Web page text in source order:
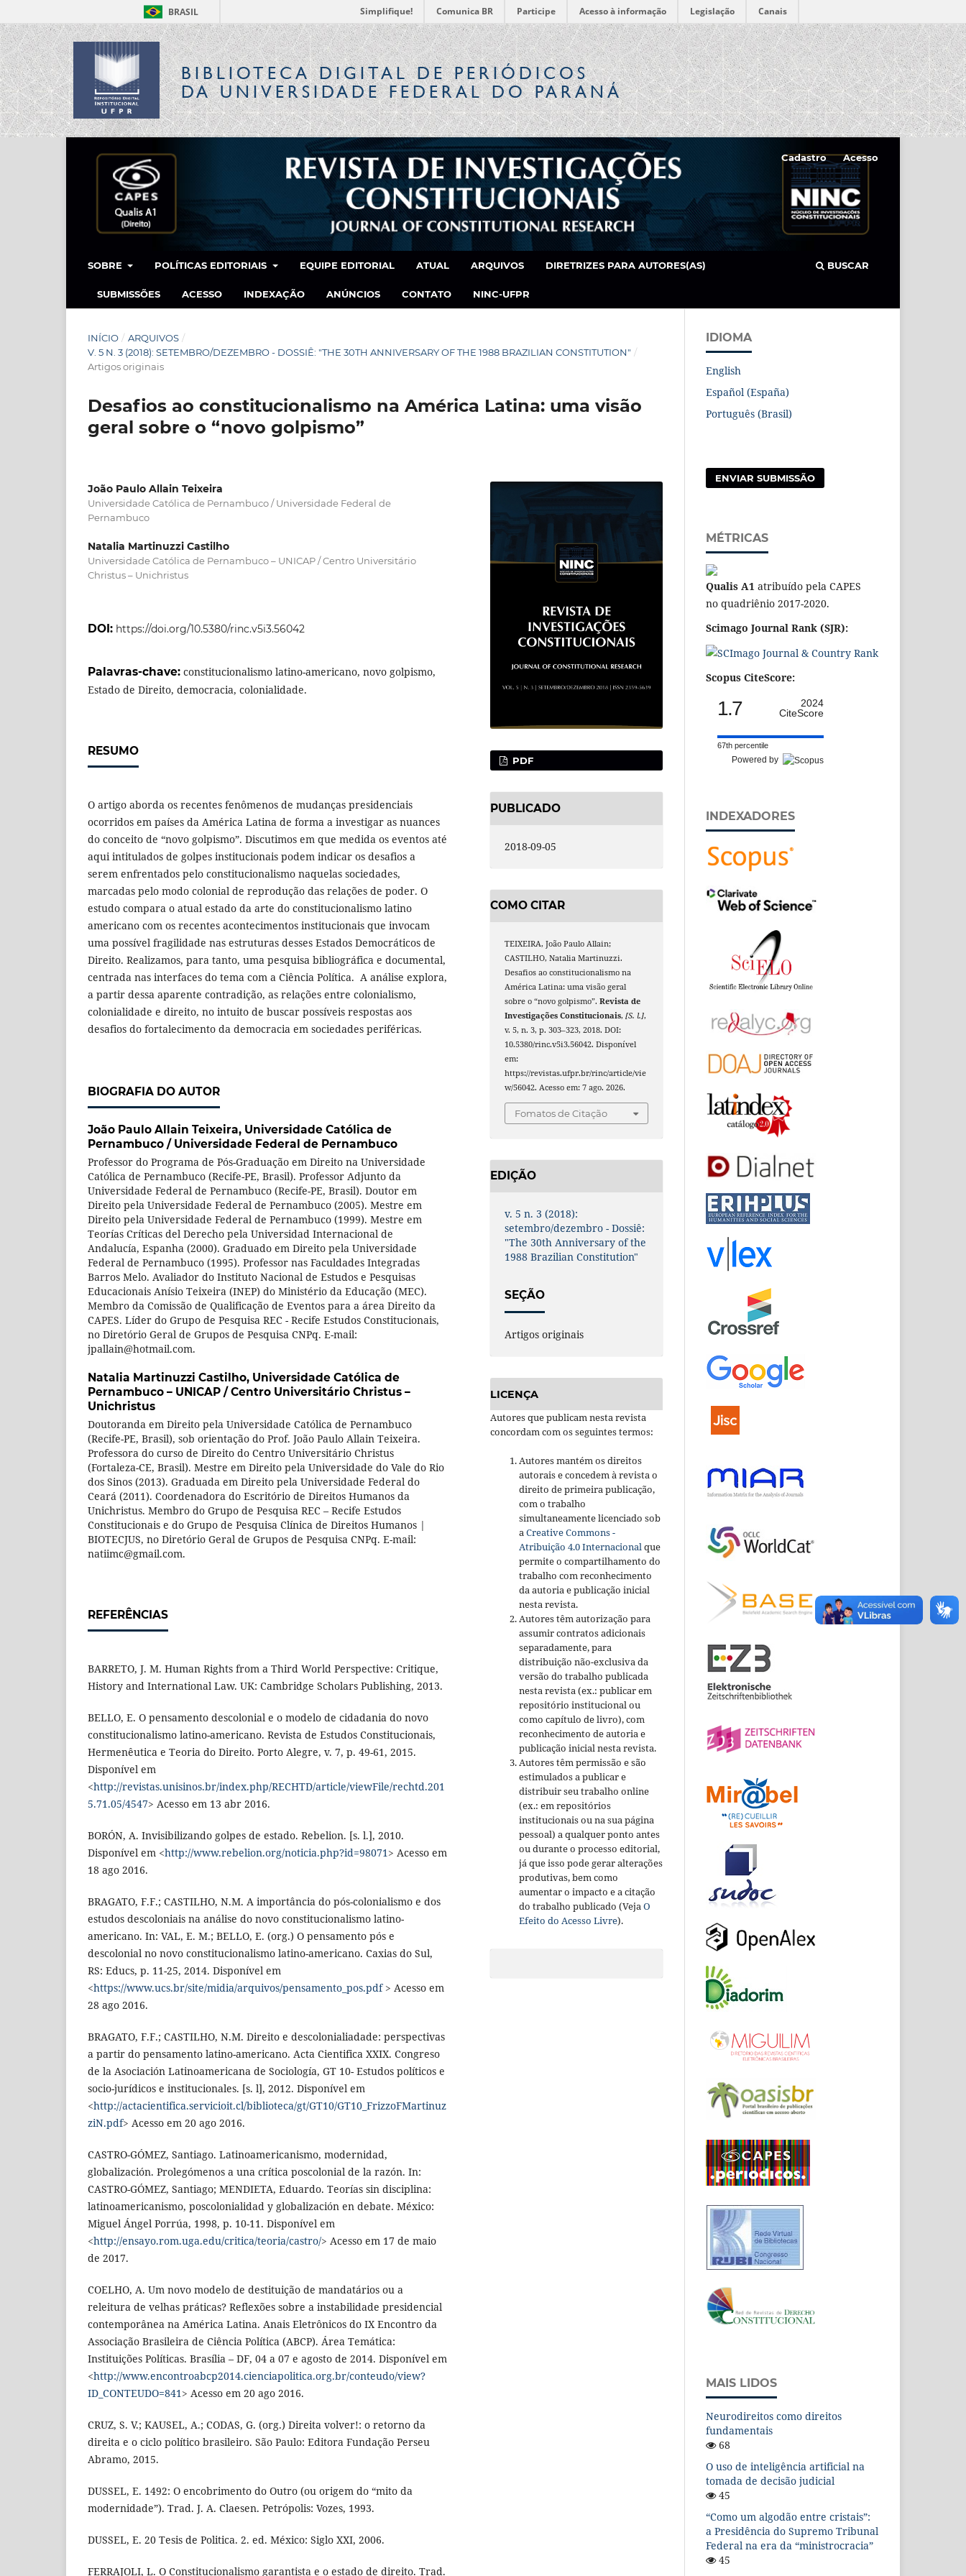
BRASIL Simplifique! Comunica BR Participe Acesso à informação Legislação Canais
BIBLIOTECA DIGITALDE PERIÓDICOS
DA UNIVERSIDADE FEDERAL DO PARANÁ
SOBRE POLÍTICAS EDITORIAIS EQUIPE EDITORIAL ATUAL ARQUIVOS DIRETRIZES PARA AUTORES(AS)
SUBMISSÕES ACESSO INDEXAÇÃO ANÚNCIOS CONTATO NINC-UFPR
BUSCAR
Cadastro Acesso
INÍCIO / ARQUIVOS /
V. 5 N. 3 (2018): SETEMBRO/DEZEMBRO - DOSSIÊ: "THE 30TH ANNIVERSARY OF THE 1988 BRAZILIAN CONSTITUTION" /
Artigos originais
Desafios ao constitucionalismo na América Latina: uma visão
geral sobre o “novo golpismo”
João Paulo Allain Teixeira
Universidade Católica de Pernambuco / Universidade Federal de
Pernambuco
Natalia Martinuzzi Castilho
Universidade Católica de Pernambuco – UNICAP / Centro Universitário
Christus – Unichristus
DOI: https://doi.org/10.5380/rinc.v5i3.56042
Palavras-chave: constitucionalismo latino-americano, novo golpismo,
Estado de Direito, democracia, colonialidade.
RESUMO
O artigo aborda os recentes fenômenos de mudanças presidenciais
ocorridos em países da América Latina de forma a investigar as nuances
do conceito de “novo golpismo”. Discutimos em que medida os eventos até
aqui intitulados de golpes institucionais podem indicar os desafios a
serem enfrentados pelo constitucionalismo naquelas sociedades,
marcadas pelo modo colonial de reprodução das relações de poder. O
estudo compara o atual estado da arte do constitucionalismo latino
americano com os recentes acontecimentos institucionais que invocam
uma possível fragilidade nas estruturas desses Estados Democráticos de
Direito. Realizamos, para tanto, uma pesquisa bibliográfica e documental,
centrada nas interfaces do tema com a Ciência Política. A análise explora,
a partir dessa aparente contradição, as relações entre colonialismo,
colonialidade e direito, no intuito de buscar possíveis respostas aos
desafios do fortalecimento da democracia em sociedades periféricas.
BIOGRAFIA DO AUTOR
João Paulo Allain Teixeira, Universidade Católica de
Pernambuco / Universidade Federal de Pernambuco
Professor do Programa de Pós-Graduação em Direito na Universidade
Católica de Pernambuco (Recife-PE, Brasil). Professor Adjunto da
Universidade Federal de Pernambuco (Recife-PE, Brasil). Doutor em
Direito pela Universidade Federal de Pernambuco (2005). Mestre em
Direito pela Universidade Federal de Pernambuco (1999). Mestre em
Teorías Críticas del Derecho pela Universidad Internacional de
Andalucía, Espanha (2000). Graduado em Direito pela Universidade
Federal de Pernambuco (1995). Professor nas Faculdades Integradas
Barros Melo. Avaliador do Instituto Nacional de Estudos e Pesquisas
Educacionais Anísio Teixeira (INEP) do Ministério da Educação (MEC).
Membro da Comissão de Qualificação de Eventos para a área Direito da
CAPES. Líder do Grupo de Pesquisa REC - Recife Estudos Constitucionais,
no Diretório Geral de Grupos de Pesquisa CNPq. E-mail:
jpallain@hotmail.com.
Natalia Martinuzzi Castilho, Universidade Católica de
Pernambuco – UNICAP / Centro Universitário Christus –
Unichristus
Doutoranda em Direito pela Universidade Católica de Pernambuco
(Recife-PE, Brasil), sob orientação do Prof. João Paulo Allain Teixeira.
Professora do curso de Direito do Centro Universitário Christus
(Fortaleza-CE, Brasil). Mestre em Direito pela Universidade do Vale do Rio
dos Sinos (2013). Graduada em Direito pela Universidade Federal do
Ceará (2011). Coordenadora do Escritório de Direitos Humanos da
Unichristus. Membro do Grupo de Pesquisa REC – Recife Estudos
Constitucionais e do Grupo de Pesquisa Clínica de Direitos Humanos |
BIOTECJUS, no Diretório Geral de Grupos de Pesquisa CNPq. E-mail:
natiimc@gmail.com.
REFERÊNCIAS
BARRETO, J. M. Human Rights from a Third World Perspective: Critique,
History and International Law. UK: Cambridge Scholars Publishing, 2013.
BELLO, E. O pensamento descolonial e o modelo de cidadania do novo
constitucionalismo latino-americano. Revista de Estudos Constitucionais,
Hermenêutica e Teoria do Direito. Porto Alegre, v. 7, p. 49-61, 2015.
Disponível em
<http://revistas.unisinos.br/index.php/RECHTD/article/viewFile/rechtd.201
5.71.05/4547> Acesso em 13 abr 2016.
BORÓN, A. Invisibilizando golpes de estado. Rebelion. [s. l.], 2010.
Disponível em <http://www.rebelion.org/noticia.php?id=98071 > Acesso em
18 ago 2016.
BRAGATO, F.F.; CASTILHO, N.M. A importância do pós-colonialismo e dos
estudos descoloniais na análise do novo constitucionalismo latino-
americano. In: VAL, E. M.; BELLO, E. (org.) O pensamento pós e
descolonial no novo constitucionalismo latino-americano. Caxias do Sul,
RS: Educs, p. 11-25, 2014. Disponível em
<https://www.ucs.br/site/midia/arquivos/pensamento_pos.pdf> Acesso em
28 ago 2016.
BRAGATO, F.F.; CASTILHO, N.M. Direito e descolonialiadade: perspectivas
a partir do pensamento latino-americano. Acta Cientifica XXIX. Congreso
de la Asociación Latinoamericana de Sociología, GT 10- Estudos políticos e
socio-jurídicos e institucionales. [s. l], 2012. Disponível em
<http://actacientifica.servicioit.cl/biblioteca/gt/GT10/GT10_FrizzoFMartinuz
ziN.pdf> Acesso em 20 ago 2016.
CASTRO-GÓMEZ, Santiago. Latinoamericanismo, modernidad,
globalización. Prolegómenos a una crítica poscolonial de la razón. In:
CASTRO-GÓMEZ, Santiago; MENDIETA, Eduardo. Teorías sin disciplina:
latinoamericanismo, poscolonialidad y globalización en debate. México:
Miguel Ángel Porrúa, 1998, p. 10-11. Disponível em
<http://ensayo.rom.uga.edu/critica/teoria/castro/> Acesso em 17 de maio
de 2017.
COELHO, A. Um novo modelo de destituição de mandatários ou a
releitura de velhas práticas? Reflexões sobre a instabilidade presidencial
contemporânea na América Latina. Anais Eletrônicos do IX Encontro da
Associação Brasileira de Ciência Política (ABCP). Área Temática:
Instituições Políticas. Brasília – DF, 04 a 07 e agosto de 2014. Disponível em
<http://www.encontroabcp2014.cienciapolitica.org.br/conteudo/view?
ID_CONTEUDO=841 > Acesso em 20 ago 2016.
CRUZ, S. V.; KAUSEL, A.; CODAS, G. (org.) Direita volver!: o retorno da
direita e o ciclo político brasileiro. São Paulo: Editora Fundação Perseu
Abramo, 2015.
DUSSEL, E. 1492: O encobrimento do Outro (ou origem do “mito da
modernidade”). Trad. J. A. Claesen. Petrópolis: Vozes, 1993.
DUSSEL, E. 20 Tesis de Politica. 2. ed. México: Siglo XXI, 2006.
FERRAJOLI, L. O Constitucionalismo garantista e o estado de direito. Trad.
PDF
PUBLICADO
2018-09-05
COMO CITAR
TEIXEIRA, João Paulo Allain;
CASTILHO, Natalia Martinuzzi.
Desafios ao constitucionalismo na
América Latina: uma visão geral
sobre o “novo golpismo”.Revista de
Investigações Constitucionais,[S. l.],
v. 5, n. 3, p. 303–323, 2018. DOI:
10.5380/rinc.v5i3.56042. Disponível
em:
https://revistas.ufpr.br/rinc/article/vie
w/56042. Acesso em: 7 ago. 2026.
Fomatos de Citação
EDIÇÃO
v. 5 n. 3 (2018):
setembro/dezembro - Dossiê:
"The 30th Anniversary of the
1988 Brazilian Constitution"
SEÇÃO
Artigos originais
LICENÇA
Autores que publicam nesta revista
concordam com os seguintes termos:
Autores mantém os direitos
autorais e concedem à revista o
direito de primeira publicação,
com o trabalho
simultaneamente licenciado sob
aCreative Commons -
Atribuição 4.0 Internacionalque
permite o compartilhamento do
trabalho com reconhecimento
da autoria e publicação inicial
nesta revista.
Autores têm autorização para
assumir contratos adicionais
separadamente, para
distribuição não-exclusiva da
versão do trabalho publicada
nesta revista (ex.: publicar em
repositório institucional ou
como capítulo de livro), com
reconhecimento de autoria e
publicação inicial nesta revista.
Autores têm permissão e são
estimulados a publicar e
distribuir seu trabalho online
(ex.: em repositórios
institucionais ou na sua página
pessoal) a qualquer ponto antes
ou durante o processo editorial,
já que isso pode gerar alterações
produtivas, bem como
aumentar o impacto e a citação
do trabalho publicado (VejaO
Efeito do Acesso Livre).
IDIOMA
English
Español (España)
Português (Brasil)
ENVIAR SUBMISSÃO
MÉTRICAS
Qualis A1 atribuído pela CAPES
no quadriênio 2017-2020.
Scimago Journal Rank (SJR):
Scopus CiteScore:
1.7
2024
CiteScore
67th percentile
Powered by
INDEXADORES
MAIS LIDOS
Neurodireitos como direitos
fundamentais
68
O uso de inteligência artificial na
tomada de decisão judicial
45
“Como um algodão entre cristais”:
a Presidência do Supremo Tribunal
Federal na era da “ministrocracia”
45